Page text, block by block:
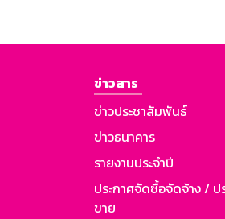
ข่าวสาร
ข่าวประชาสัมพันธ์
ข่าวธนาคาร
รายงานประจำปี
ประกาศจัดซื้อจัดจ้าง / ป
ขาย